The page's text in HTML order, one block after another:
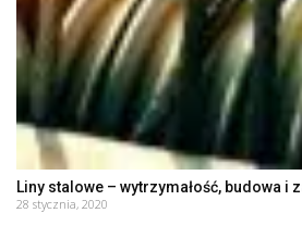
Liny stalowe – wytrzymałość, budowa i
28 stycznia, 2020